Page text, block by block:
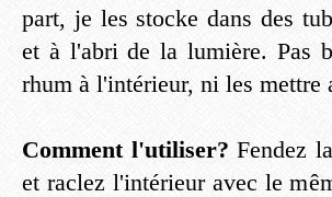
part, je les stocke dans des
et à l'abri de la lumière. Pas
rhum à l'intérieur, ni les mettre
Comment l'utiliser? Fendez
et raclez l'intérieur avec le